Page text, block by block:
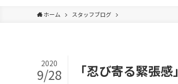
ホーム スタッフブログ
「忍び寄る緊張感」
2020
9/28